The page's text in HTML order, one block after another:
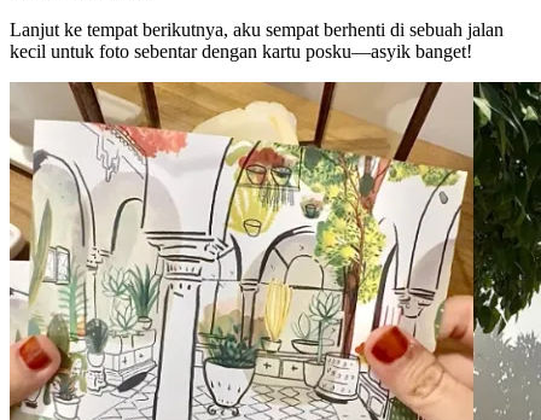
Lanjut ke tempat berikutnya, aku sempat berhenti di sebuah jalan
kecil untuk foto sebentar dengan kartu posku—asyik banget!